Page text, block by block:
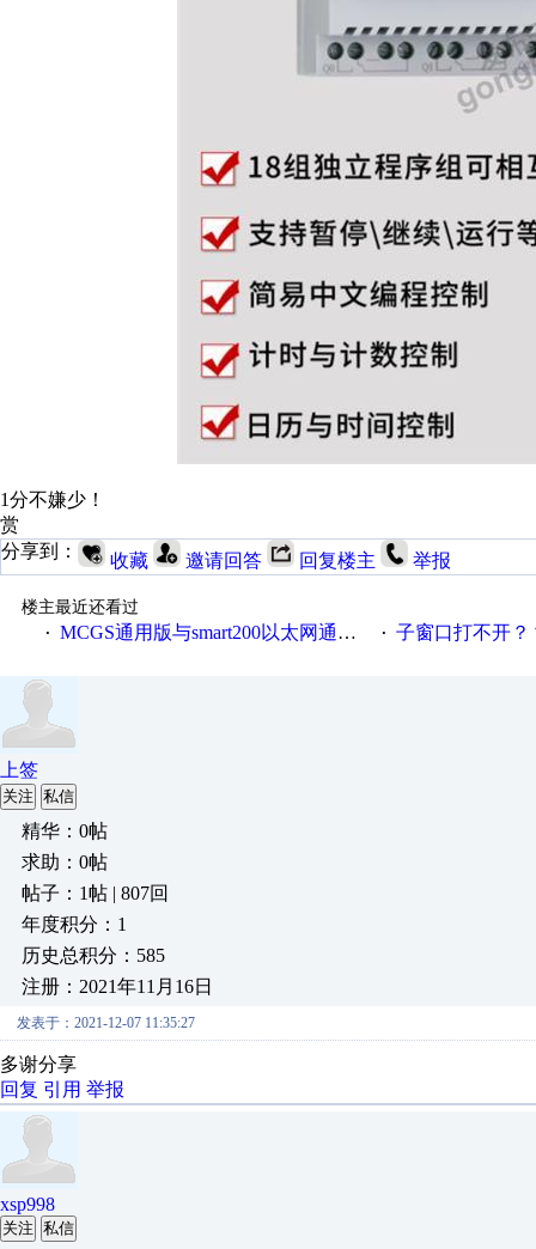
1分不嫌少！
赏
分享到：
收藏 邀请回答 回复楼主 举报
楼主最近还看过
· MCGS通用版与smart200以太网通讯问题 · 子窗口打不开？
上签
关注 私信
精华：0帖
求助：0帖
帖子：1帖 | 807回
年度积分：1
历史总积分：585
注册：2021年11月16日
发表于：2021-12-07 11:35:27
多谢分享
回复 引用 举报
xsp998
关注 私信